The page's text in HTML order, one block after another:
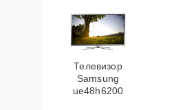
Телевизор
Samsung
ue48h6200